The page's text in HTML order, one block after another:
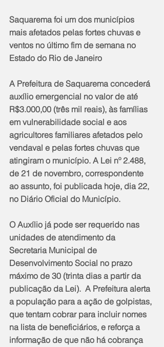
Saquarema foi um dos municípios
mais afetados pelas fortes chuvas e
ventos no último fim de semana no
Estado do Rio de Janeiro
A Prefeitura de Saquarema concederá
auxílio emergencial no valor de até
R$3.000,00 (três mil reais), às famílias
em vulnerabilidade social e aos
agricultores familiares afetados pelo
vendaval e pelas fortes chuvas que
atingiram o município. A Lei nº 2.488,
de 21 de novembro, correspondente
ao assunto, foi publicada hoje, dia 22,
no Diário Oficial do Município.
O Auxílio já pode ser requerido nas
unidades de atendimento da
Secretaria Municipal de
Desenvolvimento Social no prazo
máximo de 30 (trinta dias a partir da
publicação da Lei).  A Prefeitura alerta
a população para a ação de golpistas,
que tentam cobrar para incluir nomes
na lista de beneficiários, e reforça a
informação de que não há cobrança